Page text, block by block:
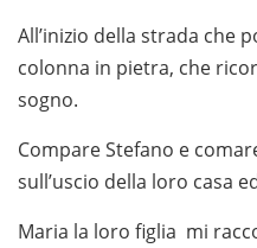
All’inizio della strada che
colonna in pietra, che
sogno.
Compare Stefano e
sull’uscio della loro casa
Maria la loro figlia mi